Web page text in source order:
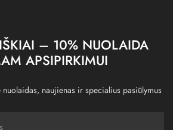
– 10% NUOLAIDA
APSIPIRKIMUI
naujienas ir specialius pasiūlymus